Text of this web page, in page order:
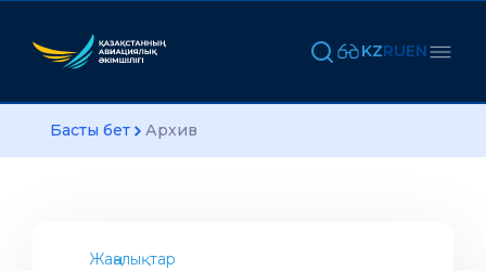
KZRUEN
Басты бет Архив
Жаңалықтар